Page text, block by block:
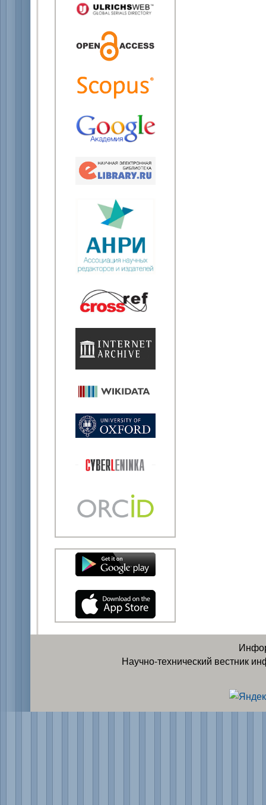
Научно-технический вестник